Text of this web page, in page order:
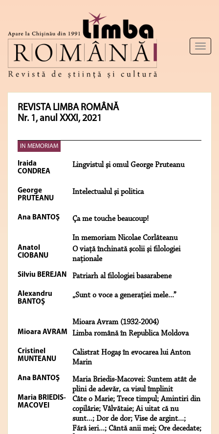
Toggle
REVISTA LIMBA ROMÂNĂ
Nr. 1, anul XXXI, 2021
IN MEMORIAM
Iraida
CONDREA
Lingvistul şi omul George Pruteanu
George
PRUTEANU
Intelectualul şi politica
Ana BANTOŞ Ça me touche beaucoup!
In memoriam Nicolae Corlăteanu
Anatol
CIOBANU
O viaţă închinată şcolii şi filologiei
naţionale
Silviu BEREJAN Patriarh al filologiei basarabene
Alexandru
BANTOŞ
„Sunt o voce a generaţiei mele...”
Mioara Avram (1932-2004)
Mioara AVRAM Limba română în Republica Moldova
Cristinel
MUNTEANU
Calistrat Hogaş în evocarea lui Anton
Marin
Ana BANTOŞ
Maria Briedis-Macovei: Suntem atât de
plini de adevăr, ca visul împlinit
Maria BRIEDIS-
MACOVEI
Câte o Marie; Trece timpul; Amintiri din
copilărie; Vâlvătaie; Ai uitat că nu
sunt...; Dor de dor; Vise de argint...;
Fără ieri...; Cântă anii mei; Ore decedate;